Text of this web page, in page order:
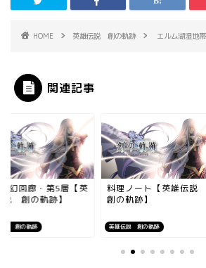
HOME 英雄伝説 創の軌跡 エルム湖湿地
関連記事
説 創の軌跡
幻回廊・第5層【英
説 創の軌跡】
英雄伝説 創の軌跡
料理ノート【英雄伝説
創の軌跡】